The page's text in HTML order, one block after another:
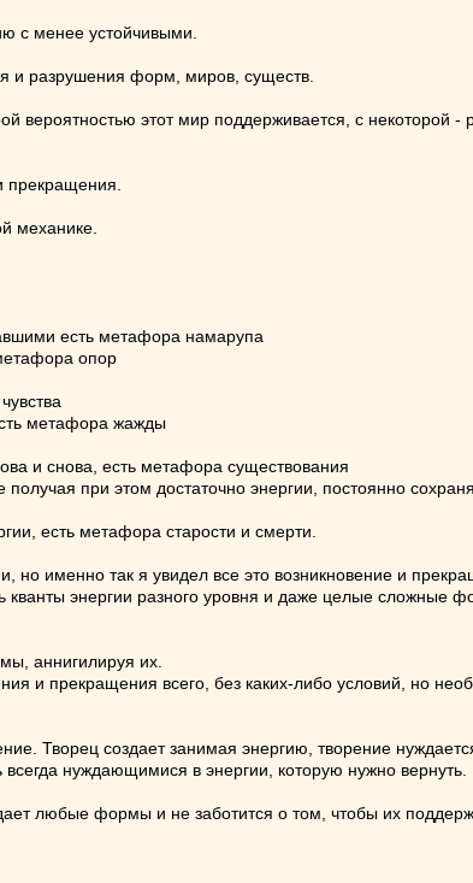
с менее устойчивыми.
и разрушения форм, миров, существ.
этот мир поддерживается, с некоторой -
прекращения.
механике.
есть метафора намарупа
опор
метафора жажды
и снова, есть метафора существования
при этом достаточно энергии, постоянно
есть метафора старости и смерти.
именно так я увидел все это возникновение и
кванты энергии разного уровня и даже целые сложные
аннигилируя их.
и прекращения всего, без каких-либо условий, но
Творец создает занимая энергию, творение
нуждающимися в энергии, которую нужно вернуть.
любые формы и не заботится о том, чтобы их